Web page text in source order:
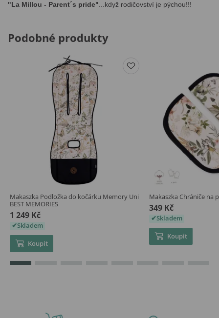
"La Millou - Parent´s pride" ...když rodičovství je pýchou!!!
Podobné produkty
Makaszka Podložka do kočárku Memory Uni
BEST MEMORIES
1 249 Kč
Skladem
Koupit
Makaszka Chrániče na
349 Kč
Skladem
Koupit